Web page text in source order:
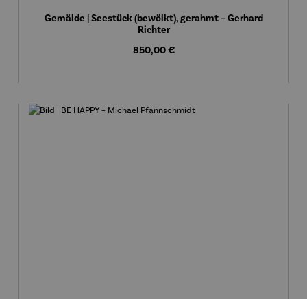
Gemälde | Seestück (bewölkt), gerahmt – Gerhard
Richter
Regulärer Preis:
850,00 €